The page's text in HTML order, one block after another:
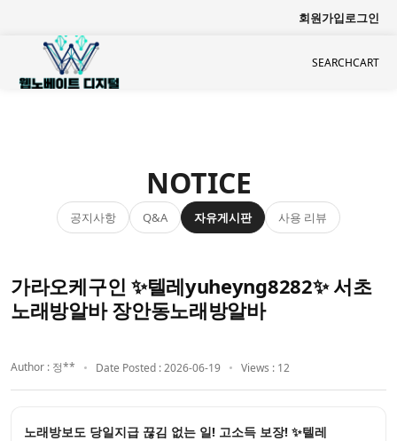
회원가입로그인
SEARCHCART
NOTICE
공지사항 Q&A 자유게시판 사용 리뷰
가라오케구인 ✨텔레yuheyng8282✨ 서초
노래방알바 장안동노래방알바
Author : 정** Date Posted : 2026-06-19 Views : 12
노래방보도 당일지급 끊김 없는 일! 고소득 보장! ✨텔레